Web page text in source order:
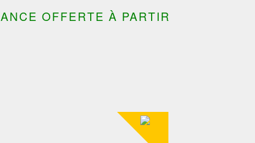
OFFERTE À PARTIR